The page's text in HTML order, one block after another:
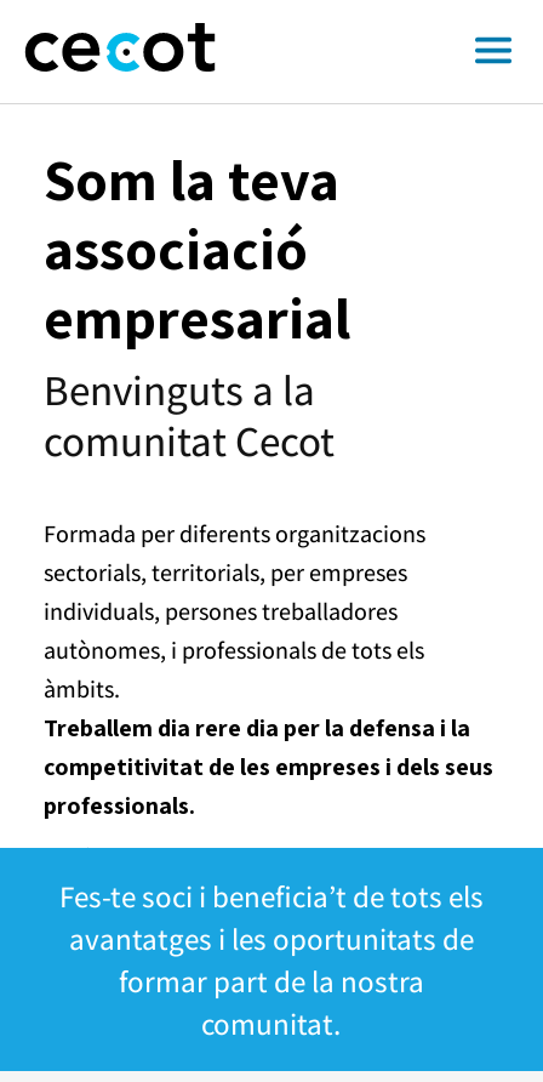
Som la teva
associació
empresarial
Benvinguts a la
comunitat Cecot
Formada per diferents organitzacions
sectorials, territorials, per empreses
individuals, persones treballadores
autònomes, i professionals de tots els
àmbits.
Treballem dia rere dia per la defensa i la
competitivitat de les empreses i dels seus
professionals.
Fes-te soci i beneficia’t de tots els
avantatges i les oportunitats de
formar part de la nostra
comunitat.